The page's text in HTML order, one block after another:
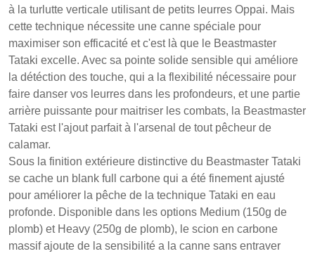
à la turlutte verticale utilisant de petits leurres Oppai. Mais
cette technique nécessite une canne spéciale pour
maximiser son efficacité et c'est là que le Beastmaster
Tataki excelle. Avec sa pointe solide sensible qui améliore
la détéction des touche, qui a la flexibilité nécessaire pour
faire danser vos leurres dans les profondeurs, et une partie
arrière puissante pour maitriser les combats, la Beastmaster
Tataki est l'ajout parfait à l'arsenal de tout pêcheur de
calamar.
Sous la finition extérieure distinctive du Beastmaster Tataki
se cache un blank full carbone qui a été finement ajusté
pour améliorer la pêche de la technique Tataki en eau
profonde. Disponible dans les options Medium (150g de
plomb) et Heavy (250g de plomb), le scion en carbone
massif ajoute de la sensibilité a la canne sans entraver